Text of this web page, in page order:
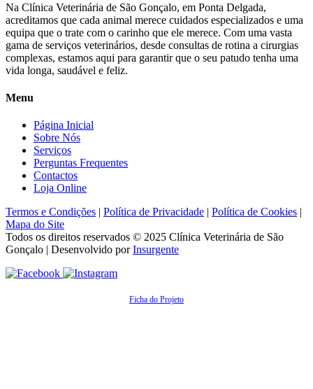
Na Clínica Veterinária de São Gonçalo, em Ponta Delgada,
acreditamos que cada animal merece cuidados especializados e uma
equipa que o trate com o carinho que ele merece. Com uma vasta
gama de serviços veterinários, desde consultas de rotina a cirurgias
complexas, estamos aqui para garantir que o seu patudo tenha uma
vida longa, saudável e feliz.
Menu
Página Inicial
Sobre Nós
Serviços
Perguntas Frequentes
Contactos
Loja Online
Termos e Condições | Política de Privacidade | Política de Cookies |
Mapa do Site
Todos os direitos reservados © 2025 Clínica Veterinária de São
Gonçalo | Desenvolvido porInsurgente
Ficha do Projeto